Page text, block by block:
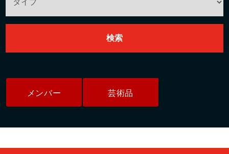
メンバー 芸術品